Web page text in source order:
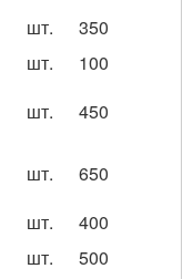
шт.
350
шт.
100
шт.
450
шт.
650
шт.
400
шт.
500